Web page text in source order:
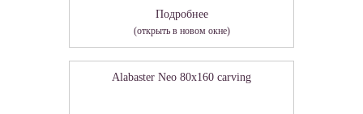
Подробнее
(открыть в новом окне)
Alabaster Neo 80х160 carving